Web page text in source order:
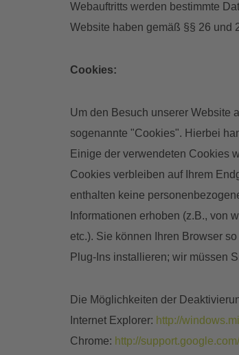
Webauftritts werden bestimmte
Website haben gemäß §§ 26 und
Cookies:
Um den Besuch unserer Website
sogenannte "Cookies". Hierbei
Einige der verwendeten Cookies
Cookies verbleiben auf Ihrem
enthalten keine
Informationen erhoben (z.B., von
etc.). Sie können Ihren Browser
Plug-Ins installieren; wir müssen
Die Möglichkeiten der
Internet Explorer: http://
Chrome: http://